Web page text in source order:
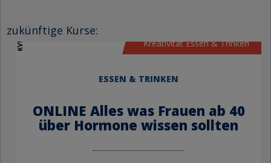
zukünftige Kurse:
KVW Bildung Kreativität Essen & Trinken
ESSEN & TRINKEN
ONLINE Alles was Frauen ab 40
über Hormone wissen sollten